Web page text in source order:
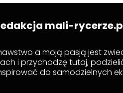
mali-
a moją pasją jest
i przychodzę tutaj,
do samodzielnych